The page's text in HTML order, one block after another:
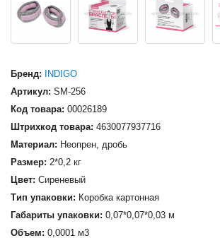
Бренд:
INDIGO
Артикул: SM-256
Код товара: 00026189
Штрихкод товара: 4630077937716
Материал: Неопрен, дробь
Размер: 2*0,2 кг
Цвет: Сиреневый
Тип упаковки: Коробка картонная
Габариты упаковки: 0,07*0,07*0,03 м
Объем: 0,0001 м3